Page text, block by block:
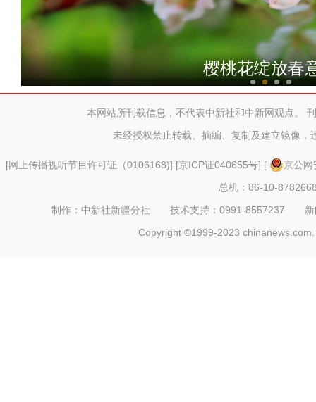
它，为什么被称为塔克拉
樱桃花绽放春
本网站所刊载信息，不代表中新社和中新网观点。
未经授权禁止转载、摘编、复制及建立镜像，
[网上传播视听节目许可证（0106168)] [京ICP证040655号] [
京公
总机：86-10-
制作：中新社新疆分社 技术支持：0991-8557237
Copyright ©1999-2023